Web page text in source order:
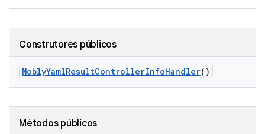
Construtores públicos
MoblyYamlResultControllerInfoHandler()
Métodos públicos